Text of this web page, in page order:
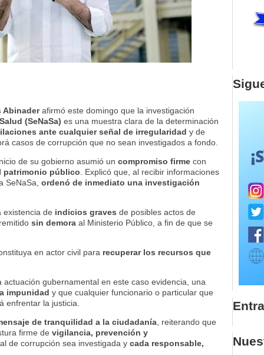
Abinaderafirmó este domingo que la investigación
(SeNaSa) es una muestra clara de la determinación
ante cualquier señal de irregularidad y de
casos de corrupción que no sean investigados a fondo.
de su gobierno asumió un compromiso firme con
patrimonio público . Explicó que, al recibir informaciones
SeNaSa, ordenó de inmediato una investigación
existencia de indicios graves de posibles actos de
sin demora al Ministerio Público, a fin de que se
en actor civil para recuperar los recursos que
gubernamental en este caso evidencia, una
impunidad y que cualquier funcionario o particular que
enfrentar la justicia.
de tranquilidad a la ciudadanía , reiterando que
firme de vigilancia, prevención y
de corrupción sea investigada y cada responsable,